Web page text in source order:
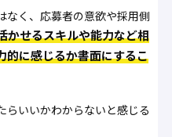
なく、応募者の意欲や採用側
かせるスキルや能力など相
的に感じるか書面にするこ
らいいかわからないと感じる